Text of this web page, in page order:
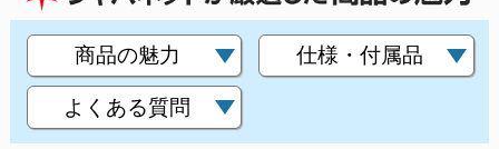
商品の魅力 仕様・付属品
よくある質問